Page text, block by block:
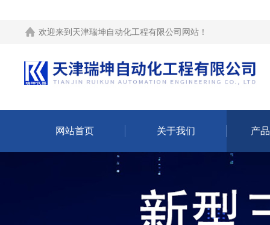
欢迎来到 天津瑞坤自动化工程有限公司网站 ！
网站首页 关于我们 产